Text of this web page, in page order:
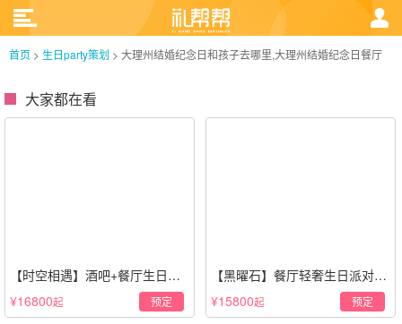
首页 > 生日party策划 > 大理州结婚纪念日和孩子去哪里,大理州结婚纪念日餐厅
大家都在看
【时空相遇】酒吧+餐厅生日惊
喜策划·高级感蓝色系
¥16800起 预定
【黑曜石】餐厅轻奢生日派对策
划·黑金风格
¥15800起 预定